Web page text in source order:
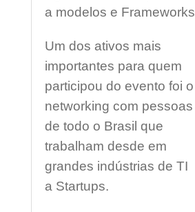
a modelos e Frameworks
Um dos ativos mais
importantes para quem
participou do evento foi o
networking com pessoas
de todo o Brasil que
trabalham desde em
grandes indústrias de TI
a Startups.